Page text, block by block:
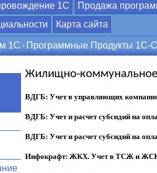
1С
Продажа
Карта сайта
1С
Программные Продукты 1С-
Жилищно-коммунальное
ВДГБ: Учет в управляющих
ВДГБ: Учет и расчет субсидий на
ВДГБ: Учет и расчет субсидий на
Инфокрафт: ЖКХ. Учет в ТСЖ и